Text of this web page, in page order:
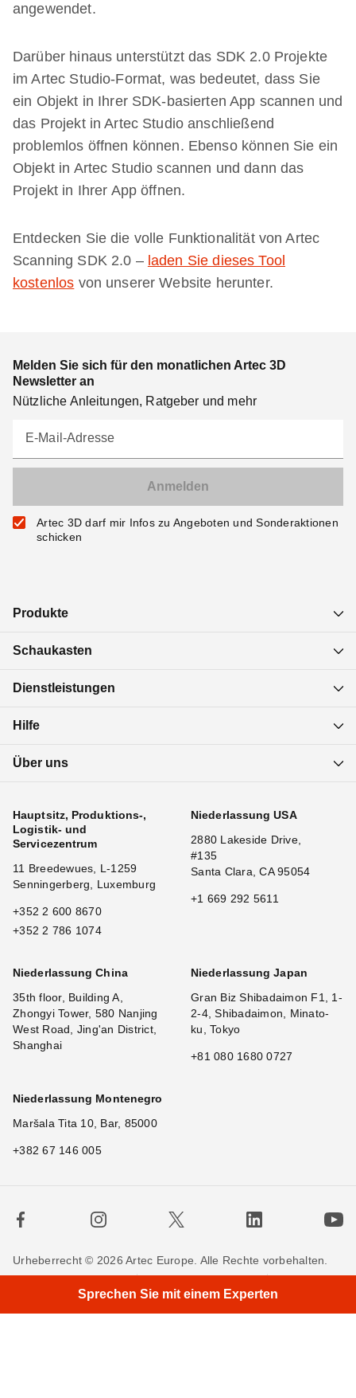
angewendet.
Darüber hinaus unterstützt das SDK 2.0 Projekte
im Artec Studio-Format, was bedeutet, dass Sie
ein Objekt in Ihrer SDK-basierten App scannen und
das Projekt in Artec Studio anschließend
problemlos öffnen können. Ebenso können Sie ein
Objekt in Artec Studio scannen und dann das
Projekt in Ihrer App öffnen.
Entdecken Sie die volle Funktionalität von Artec
Scanning SDK 2.0 –​ laden Sie dieses Tool
kostenlos von unserer Website herunter.
×
Melden Sie sich für den monatlichen Artec 3D
Newsletter an
Nützliche Anleitungen, Ratgeber und mehr
E-Mail-Adresse
Artec 3D darf mir Infos zu Angeboten und Sonderaktionen
schicken
Produkte
Schaukasten
Dienstleistungen
Hilfe
Über uns
Hauptsitz, Produktions-,
Logistik- und
Servicezentrum
11 Breedewues, L-1259
Senningerberg, Luxemburg
+352 2 600 8670
+352 2 786 1074
Niederlassung USA
2880 Lakeside Drive,
#135
Santa Clara, CA 95054
+1 669 292 5611
Niederlassung China
35th floor, Building A,
Zhongyi Tower, 580 Nanjing
West Road, Jing'an District,
Shanghai
Niederlassung Japan
Gran Biz Shibadaimon F1, 1-
2-4, Shibadaimon, Minato-
ku, Tokyo
+81 080 1680 0727
Niederlassung Montenegro
Maršala Tita 10, Bar, 85000
+382 67 146 005
Urheberrecht © 2026 Artec Europe. Alle Rechte vorbehalten.
Privatsphäre
Cookie-Richtlinien Kontakieren Sie uns
Sprechen Sie mit einem Experten